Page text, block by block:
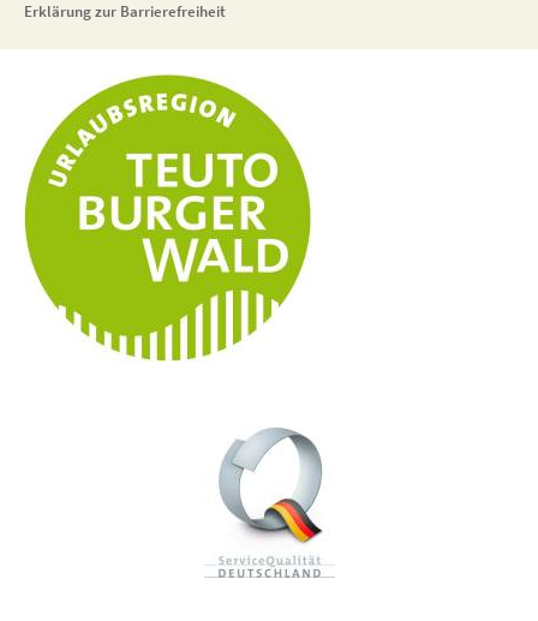
Erklärung zur Barrierefreiheit